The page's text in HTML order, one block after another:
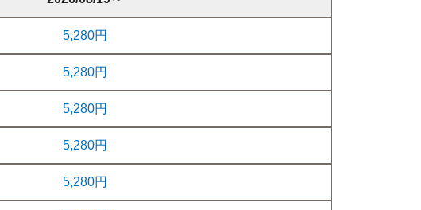
5,280円
5,280円
5,280円
5,280円
5,280円